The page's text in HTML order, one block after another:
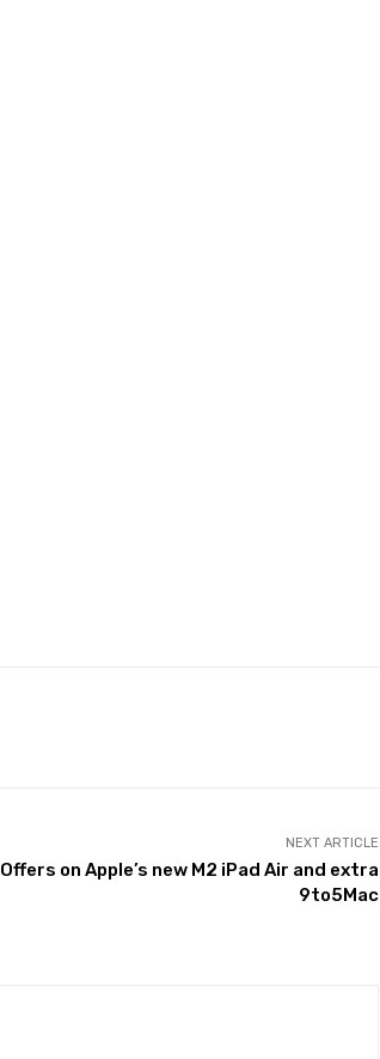
NEXT ARTICLE
Offers on Apple’s new M2 iPad Air and extra
9to5Mac